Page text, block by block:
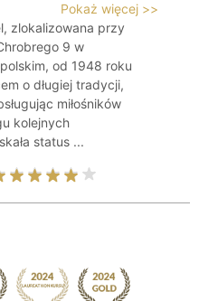
Pokaż więcej >>
zlokalizowana przy
9 w
od 1948 roku
o długiej tradycji,
miłośników
kolejnych
status ...